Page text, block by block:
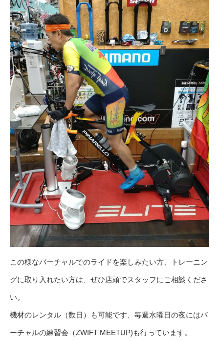
この様なバーチャルでのライドを楽しみたい方、トレーニン
グに取り入れたい方は、ぜひ店頭でスタッフにご相談くださ
い。
機材のレンタル（数日）も可能です、毎週水曜日の夜にはバ
ーチャルの練習会（ZWIFT MEETUP)も行っています。